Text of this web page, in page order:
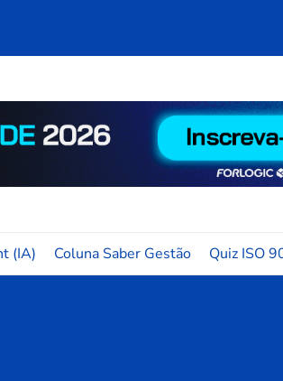
(IA) Coluna Saber Gestão Quiz ISO